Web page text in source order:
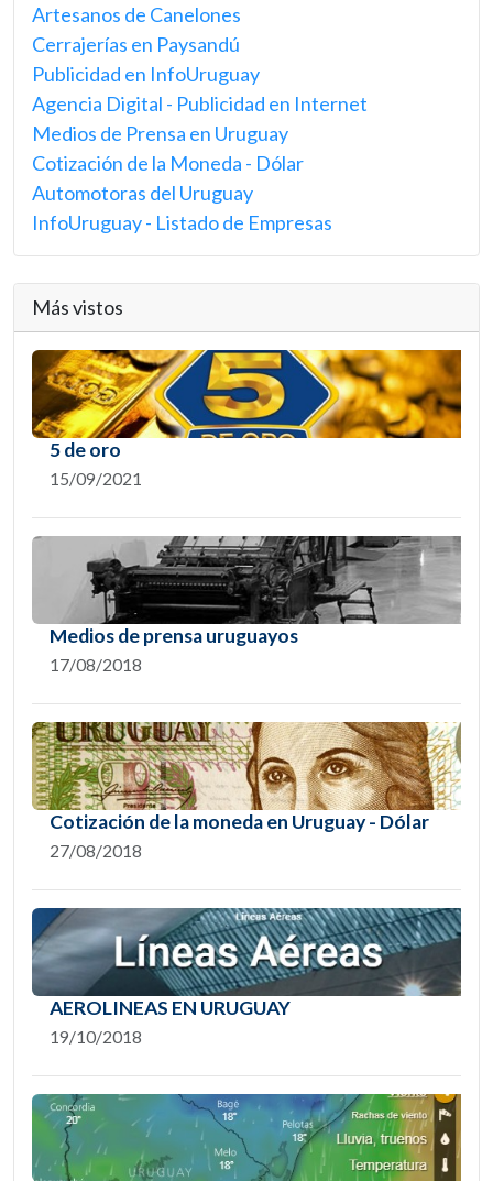
Artesanos de Canelones
Cerrajerías en Paysandú
Publicidad en InfoUruguay
Agencia Digital - Publicidad en Internet
Medios de Prensa en Uruguay
Cotización de la Moneda - Dólar
Automotoras del Uruguay
InfoUruguay - Listado de Empresas
Más vistos
5 de oro
15/09/2021
Medios de prensa uruguayos
17/08/2018
Cotización de la moneda en Uruguay - Dólar
27/08/2018
AEROLINEAS EN URUGUAY
19/10/2018